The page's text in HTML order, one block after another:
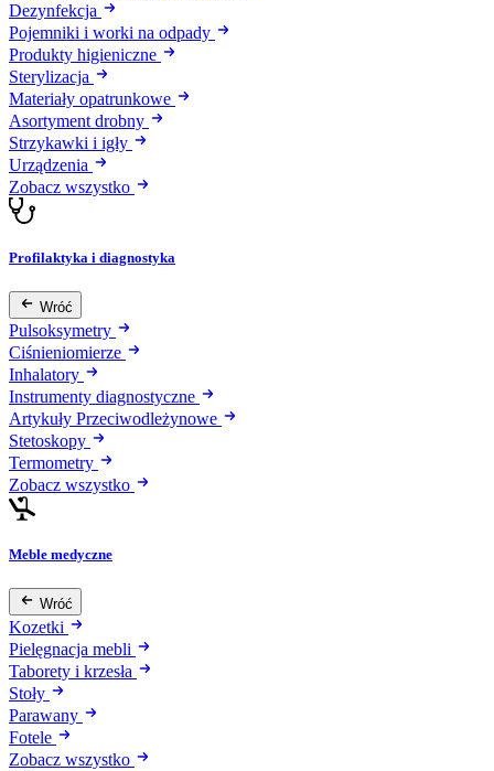
Dezynfekcja
Pojemniki i worki na odpady
Produkty higieniczne
Sterylizacja
Materiały opatrunkowe
Asortyment drobny
Strzykawki i igły
Urządzenia
Zobacz wszystko
Profilaktyka i diagnostyka
Wróć
Pulsoksymetry
Ciśnieniomierze
Inhalatory
Instrumenty diagnostyczne
Artykuły Przeciwodleżynowe
Stetoskopy
Termometry
Zobacz wszystko
Meble medyczne
Wróć
Kozetki
Pielęgnacja mebli
Taborety i krzesła
Stoły
Parawany
Fotele
Zobacz wszystko